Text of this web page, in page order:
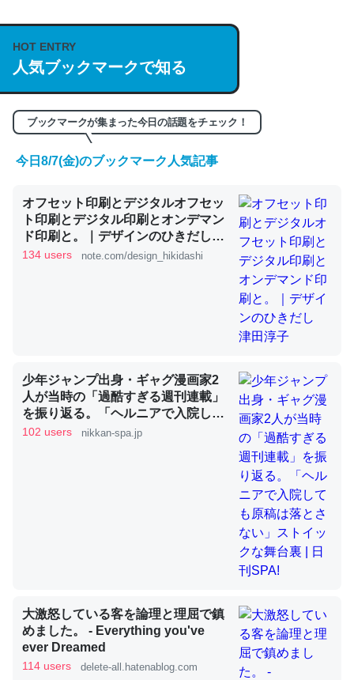
説してる記事が少ないので貴重な良記事。/続編来た
https://isobe324649.hatenablog.com/entry/2023/03/27
/064121
─GPTの仕組みと限界についての考察（１） - conceptualization
くらい。小説でいう「ずっと前の伏線」は回収されないけ
ど、短期記憶というには多い分量。進化すればするほど分
かりやすく強くなりそう
昆虫ってカルシウム少ないのか。知らんかった。調べたら
コオロギのカルシウム分はエビの600分の1程度。
─ニュース :: 【研究発表】昆虫学の大問題＝「昆虫はなぜ海にいな
いのか」に関する新仮説
論文では「淡水はカルシウムも酸素も不足してて両方に不
利だから両方が拮抗してるのでは」とあって面白い。海に
いる鋏角類（カブトガニ・ウミグモ）はカルシウムを使わ
─ニュース :: 【研究発表】昆虫学の大問題＝「昆虫はなぜ海にいな
いのか」に関する新仮説
HOT ENTRY
人気ブックマークで知る
ブックマークが集まった今日の話題をチェック！
今日8/7(金)のブックマーク人気記事
オフセット印刷とデジタルオフセッ
ト印刷とデジタル印刷とオンデマン
ド印刷と。｜デザインのひきだし
津田淳子
134 users note.com/design_hikidashi
少年ジャンプ出身・ギャグ漫画家2
人が当時の「過酷すぎる週刊連載」
を振り返る。「ヘルニアで入院して
も原稿は落とさない」ストイックな
102 users nikkan-spa.jp
大激怒している客を論理と理屈で鎮
めました。 - Everything you've
ever Dreamed
114 users delete-all.hatenablog.com